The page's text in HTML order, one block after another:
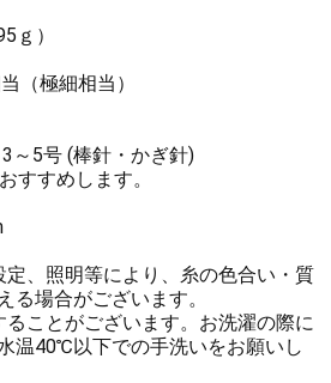
）
極細相当）
～5号 (棒針・かぎ針)
おすすめします。
、照明等により、糸の色合い・質
る場合がございます。
ことがございます。お洗濯の際に
温40℃以下での手洗いをお願いし